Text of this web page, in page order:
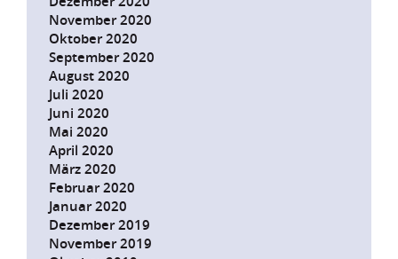
November 2020
Oktober 2020
September 2020
August 2020
Juli 2020
Juni 2020
Mai 2020
April 2020
März 2020
Februar 2020
Januar 2020
Dezember 2019
November 2019